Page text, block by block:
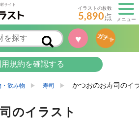
サイト
イラストの枚数
5,890点 メニュー
♥ ガチャ
用規約を確認する
・飲み物 寿司 かつおのお寿司のイ
のイラスト